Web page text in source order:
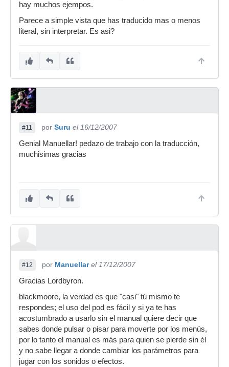
hay muchos ejempos.
Parece a simple vista que has traducido mas o menos
literal, sin interpretar. Es asi?
#11 por Suru el 16/12/2007
Genial Manuellar! pedazo de trabajo con la traducción,
muchisimas gracias
#12 por Manuellar el 17/12/2007
Gracias Lordbyron.
blackmoore, la verdad es que "casi" tú mismo te
respondes; el uso del pod es fácil y si ya te has
acostumbrado a usarlo sin el manual quiere decir que
sabes donde pulsar o pisar para moverte por los menús,
por lo tanto el manual es más para quien se pierde sin él
y no sabe llegar a donde cambiar los parámetros para
jugar con los sonidos o efectos.